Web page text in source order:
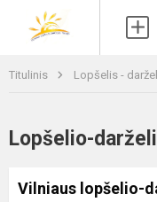
Titulinis Lopšelis -
Lopšelio-
Vilniaus lopšelio-